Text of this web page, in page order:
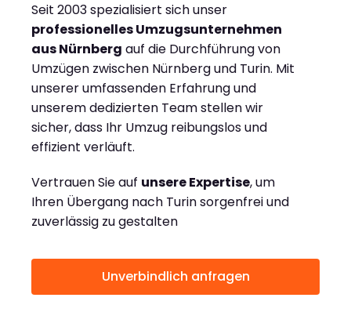
Seit 2003 spezialisiert sich unser
professionelles Umzugsunternehmen
aus Nürnberg auf die Durchführung von
Umzügen zwischen Nürnberg und Turin. Mit
unserer umfassenden Erfahrung und
unserem dedizierten Team stellen wir
sicher, dass Ihr Umzug reibungslos und
effizient verläuft.
Vertrauen Sie auf unsere Expertise, um
Ihren Übergang nach Turin sorgenfrei und
zuverlässig zu gestalten
Unverbindlich anfragen